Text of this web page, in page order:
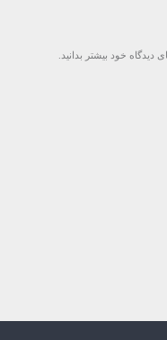
دیدگاه خود بیشتر بدانید.